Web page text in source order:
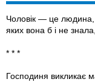
Чоловік — це людина,
яких вона б і не
* * *
Господиня викликає